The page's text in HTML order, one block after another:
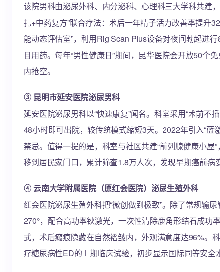
该院男科由泌尿外科、内分泌科、心理科三大学科共建
扎+中药复方”联合疗法：术后一年精子活力改善率提升
能动态评估室”，利用RigiScan Plus设备对夜间勃起进
目用药。每年“男性健康日”期间，昆华医院会开放50个
内抢空。
③ 昆明市延安医院泌尿男科
延安医院泌尿男科以“快速康复”闻名。科室采用“术前
48小时即可出院，较传统模式缩短3天。2022年引入“
禁忌。值得一提的是，科室与社区共建“前列腺健康小
移到居民家门口，累计筛查1.8万人次，发现早期癌前病
④ 云南大学附属医院（原红会医院）泌尿生殖外科
红会医院泌尿生殖外科把“微创做到极致”。除了常规输
270°，配合高功率钬激光，一次性清除鹿角形结石成功
式，术后瘢痕隐藏在自然褶皱内，外观满意度达96%。
疗糖尿病性ED的Ⅰ期临床试验，初步显示国际同等安全